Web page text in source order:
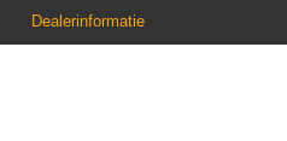
Dealerinformatie